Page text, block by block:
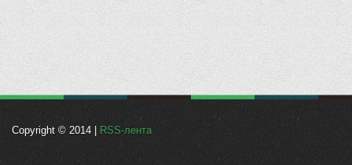
Copyright © 2014 | RSS-лента